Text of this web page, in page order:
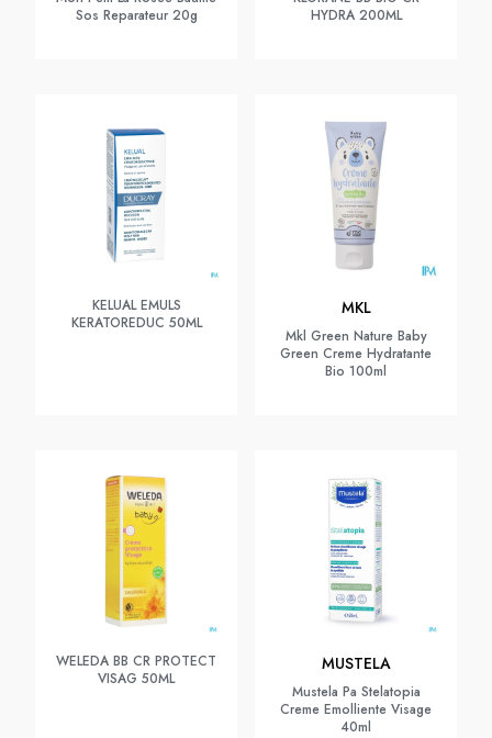
Sos Reparateur 20g
HYDRA 200ML
KELUAL EMULS
KERATOREDUC 50ML
MKL
Mkl Green Nature Baby
Green Creme Hydratante
Bio 100ml
WELEDA BB CR PROTECT
VISAG 50ML
MUSTELA
Mustela Pa Stelatopia
Creme Emolliente Visage
40ml